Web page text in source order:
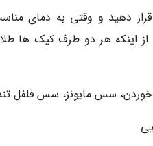
قرار دهید و وقتی به دمای
از اینکه هر دو طرف کیک ها
خوردن، سس مایونز، سس فلفل